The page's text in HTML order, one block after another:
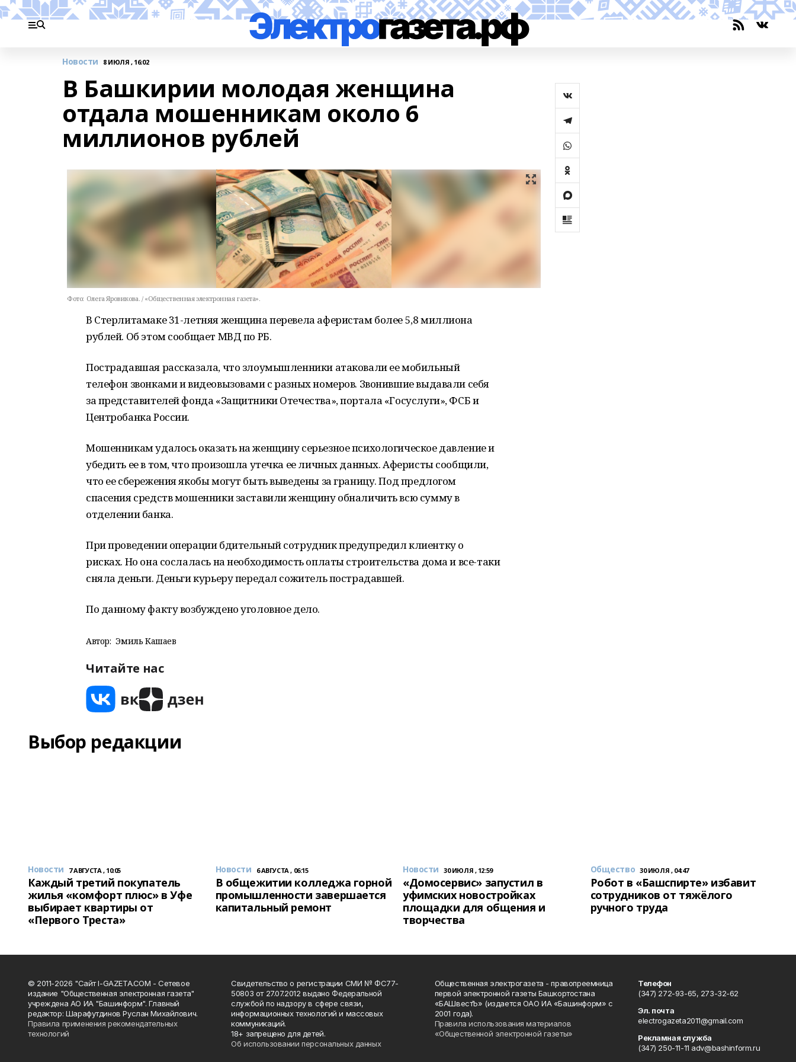
Новости 8 ИЮЛЯ , 16:02
В Башкирии молодая женщина
отдала мошенникам около 6
миллионов рублей
Фото: Олега Яровикова. / «Общественная электронная газета».
В Стерлитамаке 31-летняя женщина перевела аферистам более 5,8 миллиона
рублей. Об этом сообщает МВД по РБ.
Пострадавшая рассказала, что злоумышленники атаковали ее мобильный
телефон звонками и видеовызовами с разных номеров. Звонившие выдавали себя
за представителей фонда «Защитники Отечества», портала «Госуслуги», ФСБ и
Центробанка России.
Мошенникам удалось оказать на женщину серьезное психологическое давление и
убедить ее в том, что произошла утечка ее личных данных. Аферисты сообщили,
что ее сбережения якобы могут быть выведены за границу. Под предлогом
спасения средств мошенники заставили женщину обналичить всю сумму в
отделении банка.
При проведении операции бдительный сотрудник предупредил клиентку о
рисках. Но она сослалась на необходимость оплаты строительства дома и все-таки
сняла деньги. Деньги курьеру передал сожитель пострадавшей.
По данному факту возбуждено уголовное дело.
Автор: Эмиль Кашаев
Читайте нас
Выбор редакции
Новости 7 АВГУСТА , 10:05
Каждый третий покупатель
жилья «комфорт плюс» в Уфе
выбирает квартиры от
«Первого Треста»
Новости 6 АВГУСТА , 06:15
В общежитии колледжа горной
промышленности завершается
капитальный ремонт
Новости 30 ИЮЛЯ , 12:59
«Домосервис» запустил в
уфимских новостройках
площадки для общения и
творчества
Общество 30 ИЮЛЯ , 04:47
Робот в «Башспирте» избавит
сотрудников от тяжёлого
ручного труда
© 2011-2026 "Сайт I-GAZETA.COM - Сетевое
издание "Общественная электронная газета"
учреждена АО ИА "Башинформ". Главный
редактор: Шарафутдинов Руслан Михайлович.
Правила применения рекомендательных
технологий
Свидетельство о регистрации СМИ № ФС77-
50803 от 27.07.2012 выдано Федеральной
службой по надзору в сфере связи,
информационных технологий и массовых
коммуникаций.
18+ запрещено для детей.
Об использовании персональных данных
Общественная электрогазета - правопреемница
первой электронной газеты Башкортостана
«БАШвестЪ» (издается ОАО ИА «Башинформ» с
2001 года).
Правила использования материалов
«Общественной электронной газеты»
Телефон
(347) 272-93-65, 273-32-62
Эл. почта
electrogazeta2011@gmail.com
Рекламная служба
(347) 250-11-11 adv@bashinform.ru